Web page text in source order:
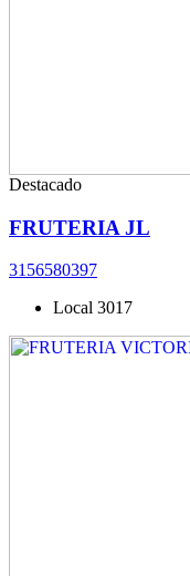
Destacado
FRUTERIA JL
3156580397
Local 3017